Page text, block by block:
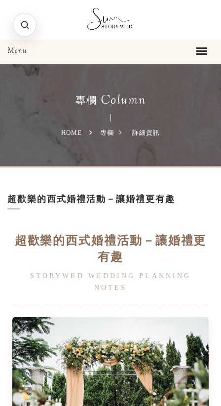
專欄 Column
HOME 專欄 詳細資訊
超歡樂的西式婚禮活動－讓婚禮更有趣
超歡樂的西式婚禮活動－讓婚禮更
有趣
STORYWED WEDDING PLANNING
NOTES